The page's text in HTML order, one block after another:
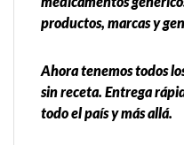
productos, marcas y
Ahora tenemos todos
sin receta. Entrega
todo el país y más allá.